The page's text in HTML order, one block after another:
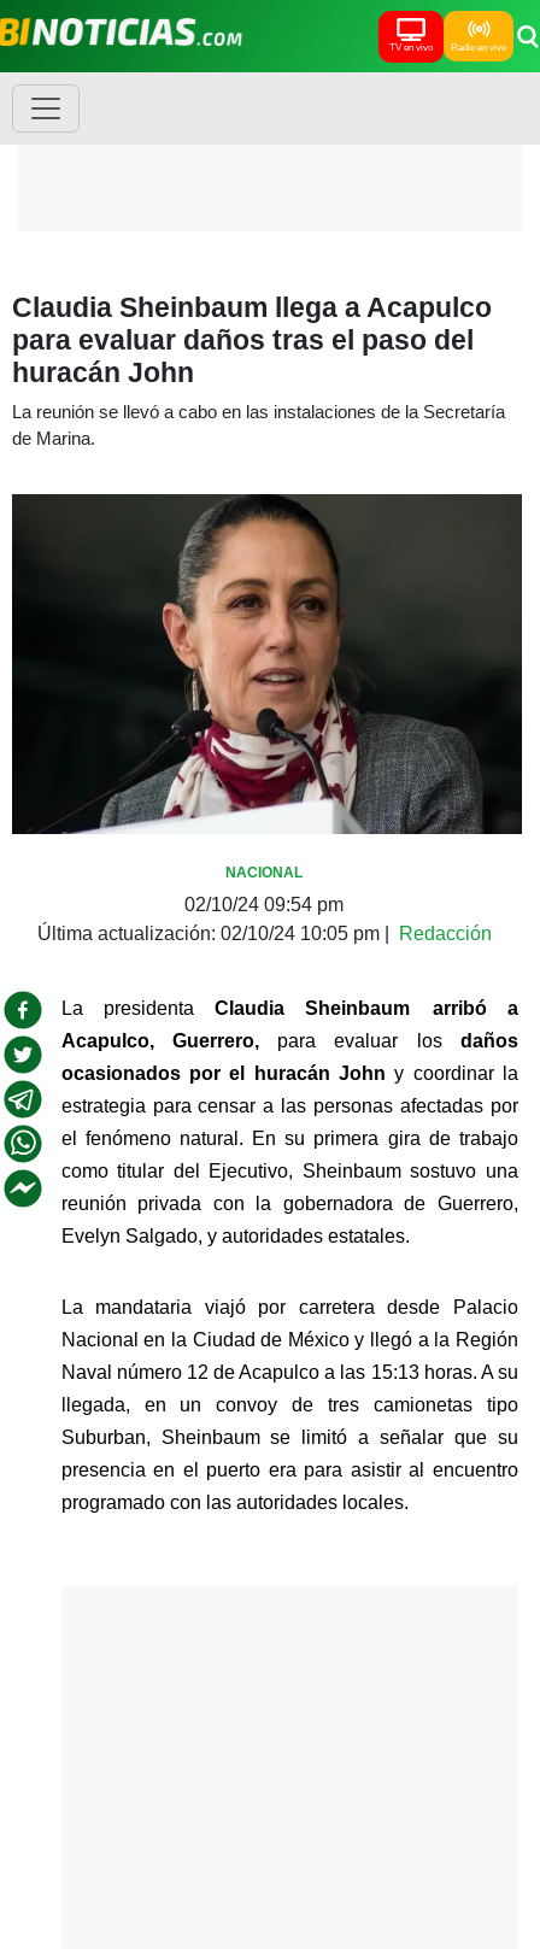
TV en vivo Radio en vivo
Claudia Sheinbaum llega a Acapulco
para evaluar daños tras el paso del
huracán John
La reunión se llevó a cabo en las instalaciones de la Secretaría
de Marina.
NACIONAL
02/10/24 09:54 pm
Última actualización: 02/10/24 10:05 pm| Redacción
La presidenta Claudia Sheinbaum
arribó a
Acapulco, Guerrero, para evaluar los daños
ocasionados por el huracán John y coordinar la
estrategia para censar a las personas afectadas por
el fenómeno natural. En su primera gira de trabajo
como titular del Ejecutivo, Sheinbaum sostuvo una
reunión privada con la gobernadora de Guerrero,
Evelyn Salgado, y autoridades estatales.
La mandataria viajó por carretera desde Palacio
Nacional en la Ciudad de México y llegó a la Región
Naval número 12 de Acapulco a las 15:13 horas. A su
llegada, en un convoy de tres camionetas tipo
Suburban, Sheinbaum se limitó a señalar que su
presencia en el puerto era para asistir al encuentro
programado con las autoridades locales.